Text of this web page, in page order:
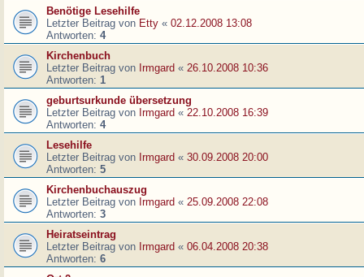
Benötige Lesehilfe
Letzter Beitrag von Etty « 02.12.2008 13:08
Antworten: 4
Kirchenbuch
Letzter Beitrag von Irmgard « 26.10.2008 10:36
Antworten: 1
geburtsurkunde übersetzung
Letzter Beitrag von Irmgard « 22.10.2008 16:39
Antworten: 4
Lesehilfe
Letzter Beitrag von Irmgard « 30.09.2008 20:00
Antworten: 5
Kirchenbuchauszug
Letzter Beitrag von Irmgard « 25.09.2008 22:08
Antworten: 3
Heiratseintrag
Letzter Beitrag von Irmgard « 06.04.2008 20:38
Antworten: 6